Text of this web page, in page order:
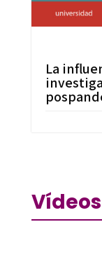
La
Vídeos